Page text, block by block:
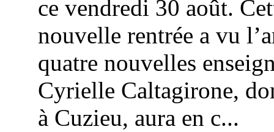
ce vendredi 30 août.
nouvelle rentrée a vu
quatre nouvelles
Cyrielle Caltagirone,
à Cuzieu, aura en c...